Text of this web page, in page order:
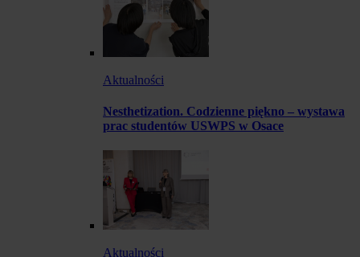
Aktualności
Nesthetization. Codzienne piękno – wystawa
prac studentów USWPS w Osace
Aktualności